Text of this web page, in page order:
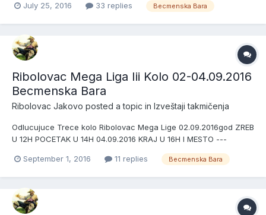
najvecu ulovljenu ribu na celoj stazi) Peca se na tri stapa po
July 25, 2016 33 replies Becmenska Bara
Ribolovac Mega Liga Iii Kolo 02-04.09.2016
Becmenska Bara
Ribolovac Jakovo posted a topic in Izveštaji takmičenja
Odlucujuce Trece kolo Ribolovac Mega Lige 02.09.2016god ZREB
U 12H POCETAK U 14H 04.09.2016 KRAJ U 16H I MESTO ---
60000.00DIN Raspored Po Sektorima III Kola 02-04.09.2016
September 1, 2016 11 replies Becmenska Bara